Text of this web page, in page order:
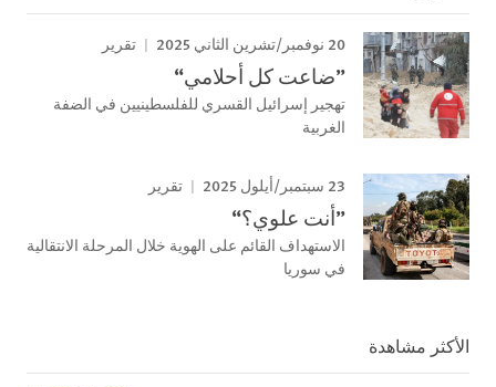
20 نوفمبر/تشرين الثاني 2025 تقرير
”ضاعت كل أحلامي“
تهجير إسرائيل القسري للفلسطينيين في الضفة
الغربية
23 سبتمبر/أيلول 2025 تقرير
”أنت علوي؟“
الاستهداف القائم على الهوية خلال المرحلة الانتقالية
في سوريا
الأكثر مشاهدة